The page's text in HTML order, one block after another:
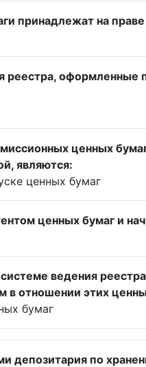
принадлежат на
реестра,
ценных
являются:
ценных бумаг
ценных бумаг и
ведения
в отношении этих
бумаг
депозитария по